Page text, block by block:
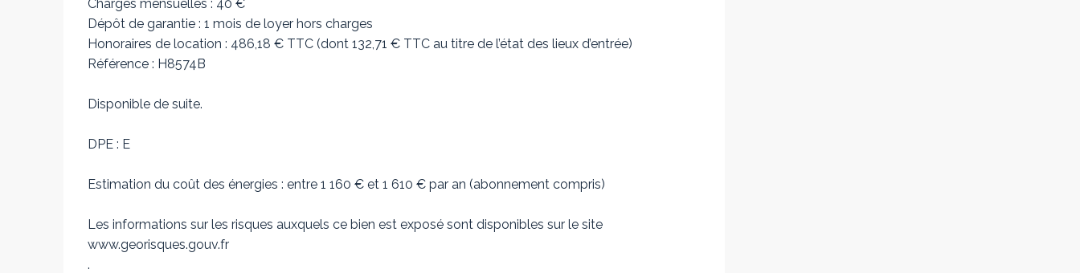
Charges mensuelles : 40 €
Dépôt de garantie : 1 mois de loyer hors charges
Honoraires de location : 486,18 € TTC (dont 132,71 € TTC au titre de l’état des lieux d’entrée)
Référence : H8574B
Disponible de suite.
DPE : E
Estimation du coût des énergies : entre 1 160 € et 1 610 € par an (abonnement compris)
Les informations sur les risques auxquels ce bien est exposé sont disponibles sur le site
www.georisques.gouv.fr
.